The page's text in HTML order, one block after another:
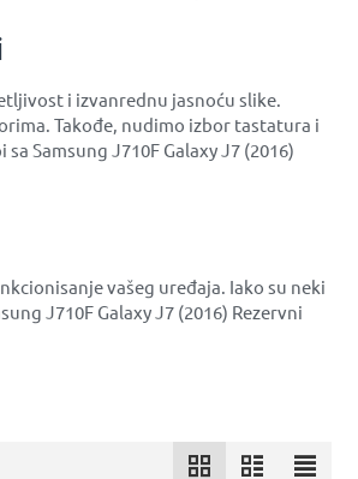
i izvanrednu jasnoću slike.
Takođe, nudimo izbor tastatura i
Samsung J710F Galaxy J7 (2016)
vašeg uređaja. Iako su neki
J710F Galaxy J7 (2016) Rezervni